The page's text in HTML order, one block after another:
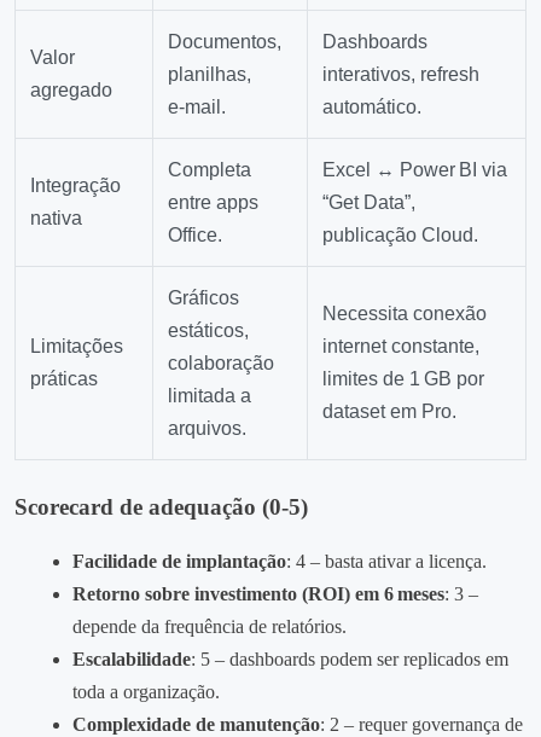
Valor
agregado
Documentos,
planilhas,
e‑mail.
Dashboards
interativos, refresh
automático.
Integração
nativa
Completa
entre apps
Office.
Excel ↔ Power BI via
“Get Data”,
publicação Cloud.
Limitações
práticas
Gráficos
estáticos,
colaboração
limitada a
arquivos.
Necessita conexão
internet constante,
limites de 1 GB por
dataset em Pro.
Scorecard de adequação (0‑5)
Facilidade de implantação: 4 – basta ativar a licença.
Retorno sobre investimento (ROI) em 6 meses: 3 –
depende da frequência de relatórios.
Escalabilidade: 5 – dashboards podem ser replicados em
toda a organização.
Complexidade de manutenção: 2 – requer governança de